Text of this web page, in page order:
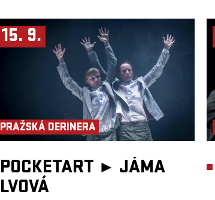
15. 9.
PRAŽSKÁ DERINERA
POCKETART ► JÁMA
LVOVÁ